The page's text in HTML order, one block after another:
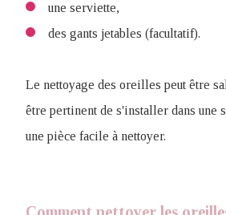
une serviette,
des gants jetables (facultatif).
Le nettoyage des oreilles peut être
être pertinent de s'installer dans une
une pièce facile à nettoyer.